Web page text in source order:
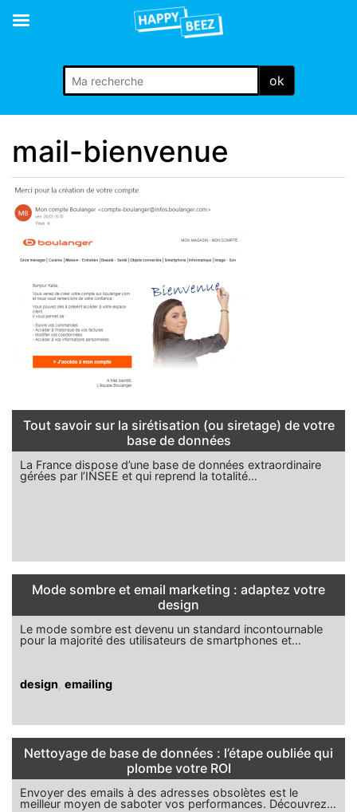
ok
mail-bienvenue
Tout savoir sur la sirétisation (ou siretage) de votre
base de données
La France dispose d’une base de données extraordinaire
gérées par l’INSEE et qui reprend la totalité…
Mode sombre et email marketing : adaptez votre
design
Le mode sombre est devenu un standard incontournable
pour la majorité des utilisateurs de smartphones et…
design emailing
Nettoyage de base de données : l’étape oubliée qui
plombe votre ROI
Envoyer des emails à des adresses obsolètes est le
meilleur moyen de saboter vos performances. Découvrez…